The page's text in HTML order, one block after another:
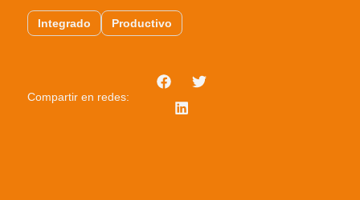
Integrado Productivo
Compartir en redes: